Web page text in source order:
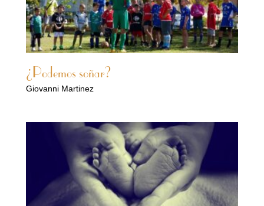
¿Podemos soñar?
Giovanni Martinez